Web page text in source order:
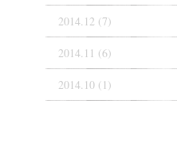
2014.12 (7)
2014.11 (6)
2014.10 (1)